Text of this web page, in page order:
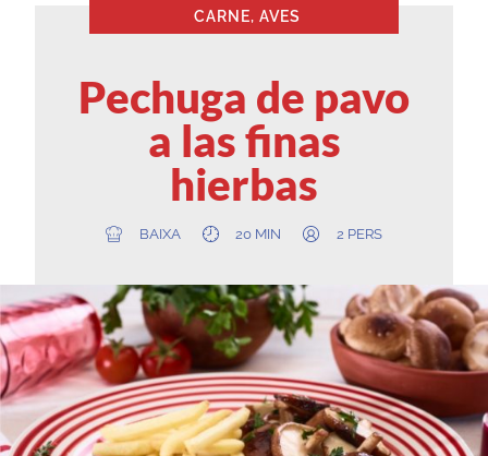
CARNE, AVES
Pechuga de pavo
a las finas
hierbas
BAIXA 20 MIN 2 PERS